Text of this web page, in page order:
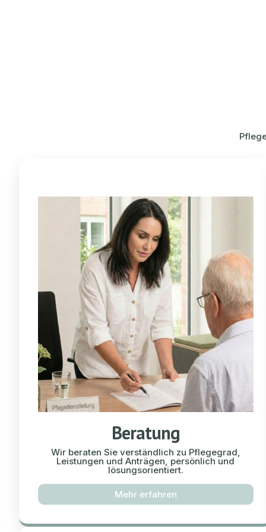
Beratung
Wir beraten Sie verständlich zu Pflegegrad,
Leistungen und Anträgen, persönlich und
lösungsorientiert.
Mehr erfahren